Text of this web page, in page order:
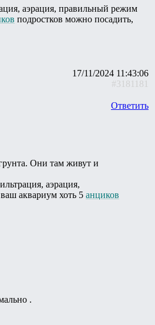
аэрация, правильный режим
подростков можно посадить,
17/11/2024 11:43:06
#3181181
Ответить
Они там живут и
аэрация,
аквариум хоть 5 анциков
.